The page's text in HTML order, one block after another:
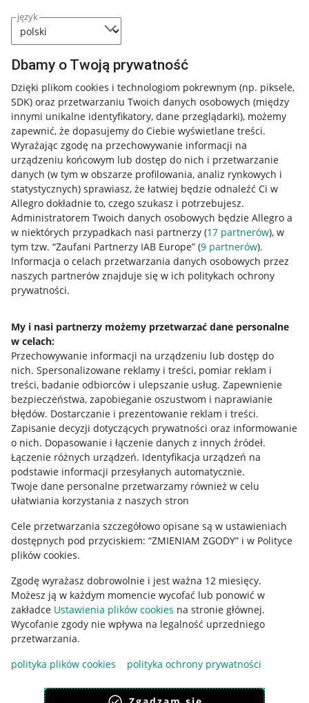
język
Dbamy o Twoją prywatność
Dzięki plikom cookies i technologiom pokrewnym (np. piksele,
SDK) oraz przetwarzaniu Twoich danych osobowych (między
innymi unikalne identyfikatory, dane przeglądarki), możemy
zapewnić, że dopasujemy do Ciebie wyświetlane treści.
Wyrażając zgodę na przechowywanie informacji na
urządzeniu końcowym lub dostęp do nich i przetwarzanie
danych (w tym w obszarze profilowania, analiz rynkowych i
statystycznych) sprawiasz, że łatwiej będzie odnaleźć Ci w
Allegro dokładnie to, czego szukasz i potrzebujesz.
Administratorem Twoich danych osobowych będzie Allegro a
w niektórych przypadkach nasi partnerzy (17 partnerów), w
tym tzw. “Zaufani Partnerzy IAB Europe” (9 partnerów).
Informacja o celach przetwarzania danych osobowych przez
naszych partnerów znajduje się w ich politykach ochrony
prywatności.
My i nasi partnerzy możemy przetwarzać dane personalne
w celach:
Przechowywanie informacji na urządzeniu lub dostęp do
nich. Spersonalizowane reklamy i treści, pomiar reklam i
treści, badanie odbiorców i ulepszanie usług. Zapewnienie
bezpieczeństwa, zapobieganie oszustwom i naprawianie
błędów. Dostarczanie i prezentowanie reklam i treści.
Zapisanie decyzji dotyczących prywatności oraz informowanie
o nich. Dopasowanie i łączenie danych z innych źródeł.
Łączenie różnych urządzeń. Identyfikacja urządzeń na
podstawie informacji przesyłanych automatycznie.
Twoje dane personalne przetwarzamy również w celu
ułatwiania korzystania z naszych stron
Cele przetwarzania szczegółowo opisane są w ustawieniach
dostępnych pod przyciskiem: “ZMIENIAM ZGODY” i w Polityce
plików cookies.
Zgodę wyrażasz dobrowolnie i jest ważna 12 miesięcy.
Możesz ją w każdym momencie wycofać lub ponowić w
zakładce Ustawienia plików cookies na stronie głównej.
Wycofanie zgody nie wpływa na legalność uprzedniego
przetwarzania.
polityka plików cookies
polityka ochrony prywatności
Przydatne informacje
Jak to działa
Allegro Gadane dla sprzedających
Allegro Gadane dla kupujących
Mapa miejscowości
Informacje prawne
Regulamin
Polityka plików "cookies"
Ustawienia plików "cookies"
Udostępnianie lokalizacji
Informacje dla Aktu o Usługach Cyfrowych
Pobierz aplikację